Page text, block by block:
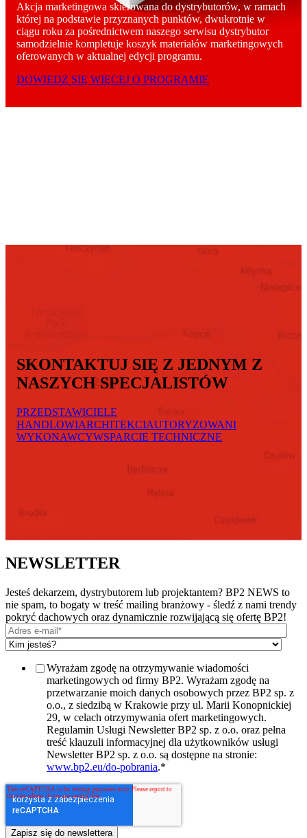
Akcja marketingowa skierowana do dystrybutorów, w ramach
której na podstawie przyznanych punktów, dwukrotnie w
ciągu roku za pośrednictwem naszego serwisu dystrybutor
samodzielnie kompletuje koszyk materiałów marketingowych
oferowanych w aktualnej edycji programu.
DOWIEDZ SIĘ WIĘCEJ O PROGRAMIE
SKONTAKTUJ SIĘ Z JEDNYM Z
NASZYCH SPECJALISTÓW
PRZEDSTAWICIELE
HANDLOWIARCHITEKCIAUTORYZOWANI
WYKONAWCYWSPARCIE TECHNICZNE
NEWSLETTER
Jesteś dekarzem, dystrybutorem lub projektantem? BP2 NEWS to
nie spam, to bogaty w treść mailing branżowy - śledź z nami trendy
pokryć dachowych oraz dynamicznie rozwijającą się ofertę BP2!
Wyrażam zgodę na otrzymywanie wiadomości
marketingowych od firmy BP2. Wyrażam zgodę na
przetwarzanie moich danych osobowych przez BP2 sp. z
o.o., z siedzibą w Krakowie przy ul. Marii Konopnickiej
29, w celach otrzymywania ofert marketingowych.
Regulamin Usługi Newsletter BP2 sp. z o.o. oraz pełna
treść klauzuli informacyjnej dla użytkowników usługi
Newsletter BP2 sp. z o.o. są dostępne na stronie:
www.bp2.eu/do-pobrania.*